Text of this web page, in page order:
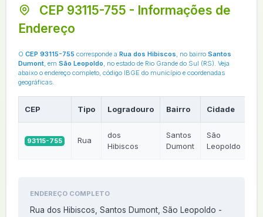
CEP 93115-755 - Informações de
Endereço
O CEP 93115-755 corresponde a Rua dos Hibiscos, no bairro Santos
Dumont, em São Leopoldo, no estado de Rio Grande do Sul (RS). Veja
abaixo o endereço completo, código IBGE do município e coordenadas
geográficas.
CEP Tipo Logradouro Bairro Cidade
93115-755 Rua
dos
Hibiscos
Santos
Dumont
São
Leopoldo
ENDEREÇO COMPLETO
Rua dos Hibiscos, Santos Dumont, São Leopoldo -